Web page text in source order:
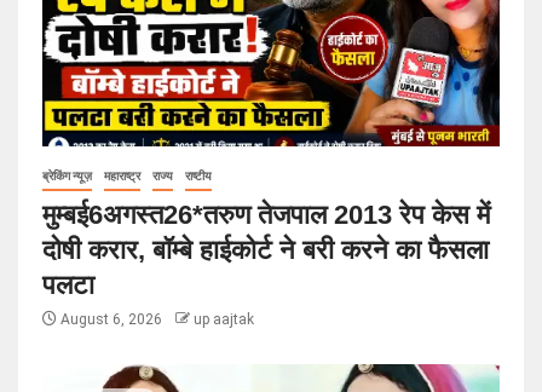
ब्रेकिंग न्यूज़ महाराष्ट्र राज्य राष्टीय
मुम्बई6अगस्त26*तरुण तेजपाल 2013 रेप केस में
दोषी करार, बॉम्बे हाईकोर्ट ने बरी करने का फैसला
पलटा
August 6, 2026 up aajtak